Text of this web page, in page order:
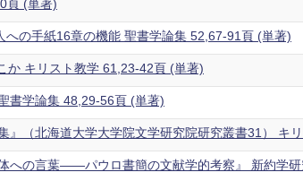
頁 (単著)
の手紙16章の機能 聖書学論集 52,67-91頁 (単著)
か キリスト教学 61,23-42頁 (単著)
書学論集 48,29-56頁 (単著)
』（北海道大学大学院文学研究院研究叢書31） キ
への言葉――パウロ書簡の文献学的考察』 新約学